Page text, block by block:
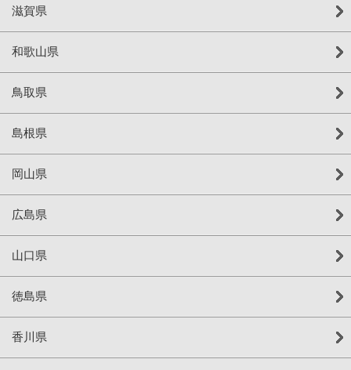
滋賀県
和歌山県
鳥取県
島根県
岡山県
広島県
山口県
徳島県
香川県